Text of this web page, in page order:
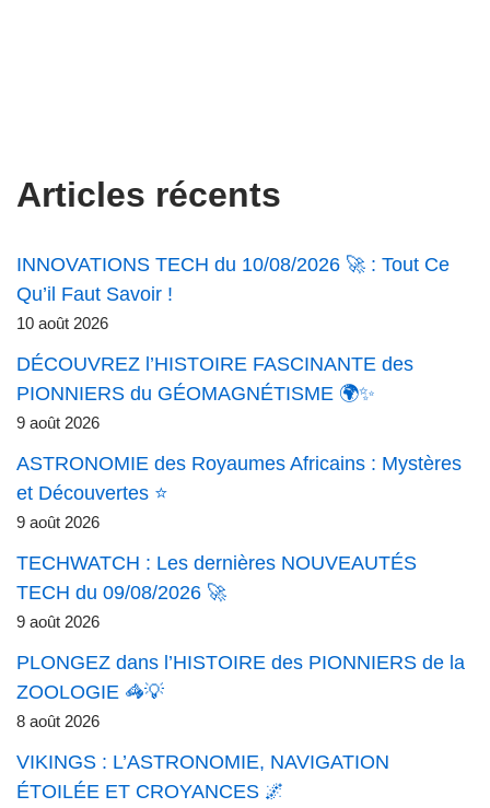
Articles récents
INNOVATIONS TECH du 10/08/2026 🚀 : Tout Ce
Qu’il Faut Savoir !
10 août 2026
DÉCOUVREZ l’HISTOIRE FASCINANTE des
PIONNIERS du GÉOMAGNÉTISME 🌍✨
9 août 2026
ASTRONOMIE des Royaumes Africains : Mystères
et Découvertes ⭐
9 août 2026
TECHWATCH : Les dernières NOUVEAUTÉS
TECH du 09/08/2026 🚀
9 août 2026
PLONGEZ dans l’HISTOIRE des PIONNIERS de la
ZOOLOGIE 🦓💡
8 août 2026
VIKINGS : L’ASTRONOMIE, NAVIGATION
ÉTOILÉE ET CROYANCES 🌌